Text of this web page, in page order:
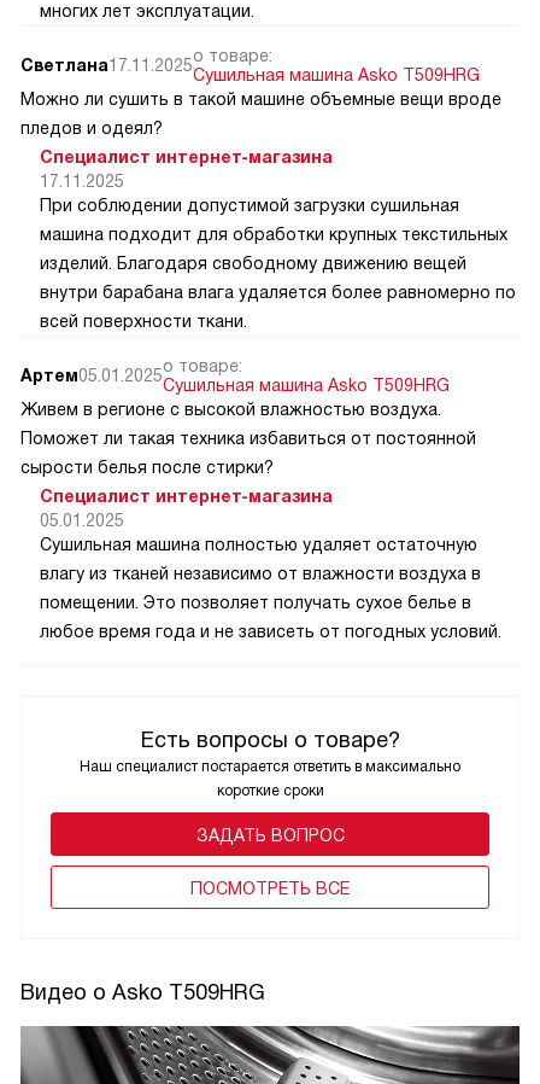
Есть вопросы о товаре?
Наш специалист постарается ответить в максимально
короткие сроки
ЗАДАТЬ ВОПРОС
ПОCМОТРЕТЬ ВСЕ
многих лет эксплуатации.
Светлана17.11.2025о товаре:
Сушильная машина Asko T509HRG
Можно ли сушить в такой машине объемные вещи вроде
пледов и одеял?
Специалист интернет-магазина
17.11.2025
При соблюдении допустимой загрузки сушильная
машина подходит для обработки крупных текстильных
изделий. Благодаря свободному движению вещей
внутри барабана влага удаляется более равномерно по
всей поверхности ткани.
Артем05.01.2025о товаре:
Сушильная машина Asko T509HRG
Живем в регионе с высокой влажностью воздуха.
Поможет ли такая техника избавиться от постоянной
сырости белья после стирки?
Специалист интернет-магазина
05.01.2025
Сушильная машина полностью удаляет остаточную
влагу из тканей независимо от влажности воздуха в
помещении. Это позволяет получать сухое белье в
любое время года и не зависеть от погодных условий.
Видео о Asko T509HRG